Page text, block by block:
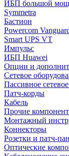
ИБП большой
Symmetra
Бастион
Powercom
Smart UPS VT
Импульс
ИБП Huawei
Опции и
Сетевое
Пассивное
Патч-корды
Кабель
Прочие
Монтажный
Коннекторы
Розетки и патч-
Оптические